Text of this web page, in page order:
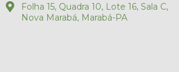
Folha 15, Quadra 10, Lote 16, Sala C,
Nova Marabá, Marabá-PA